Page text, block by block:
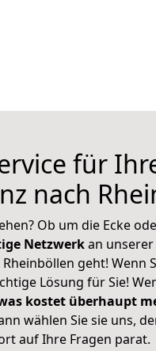
für
nach
Ob um die Ecke
Netzwerkan unserer
geht! Wenn
Lösung für Sie!
kostet überhaupt
wählen Sie sie uns,
auf Ihre Fragen parat.